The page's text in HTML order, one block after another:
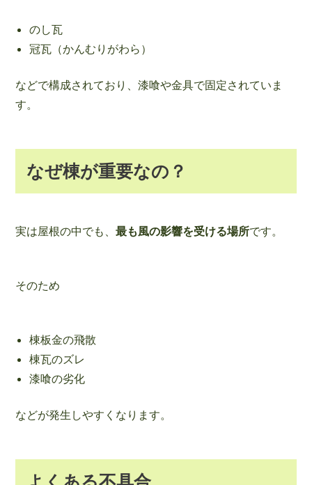
のし瓦
冠瓦（かんむりがわら）
などで構成されており、漆喰や金具で固定されていま
す。
なぜ棟が重要なの？
実は屋根の中でも、 最も風の影響を受ける場所です。
そのため
棟板金の飛散
棟瓦のズレ
漆喰の劣化
などが発生しやすくなります。